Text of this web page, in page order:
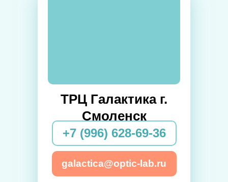
+7 (996) 628-69-36
galactica@optic-lab.ru
ТРЦ Галактика г.
Смоленск